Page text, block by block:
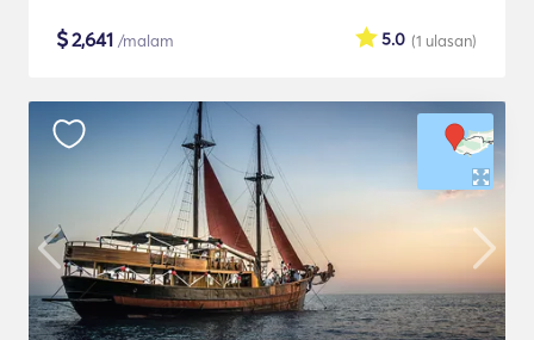
$2,641 /malam (1 ulasan)
5.0